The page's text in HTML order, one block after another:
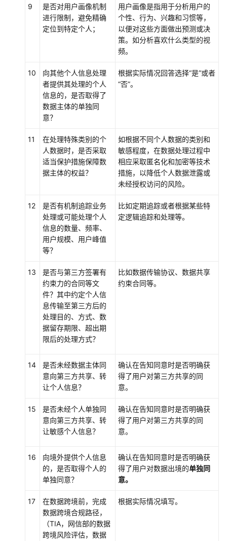
险
管
理
声
明
跨
境
转
移
个
据
处
理
活
动
录
第
三
方
管
理
管
理
操
个
人
9
是否对用户画像机制
进行限制，避免精确
定位到特定个人；
用户画像是指用于分析用户的
个性、行为、兴趣和习惯等，
以便对这些方面做出预测或决
策。如分析喜欢什么类型的视
频。
10
向其他个人信息处理
者提供其处理的个人
信息的，是否取得了
数据主体的单独同
意？
根据实际情况回答选择“是”或者
“否”。
11
在处理特殊类别的个
人数据时，是否采取
适当保护措施保障数
据主体的权益？
如根据不同个人数据的类别和
敏感程度，在数据处理过程中
相应采取匿名化和加密等技术
措施，以降低个人数据泄露或
未经授权访问的风险。
12
是否有机制追踪业务
处理或可能处理个人
信息的数量、频率、
用户规模、用户峰值
等？
比如定期追踪或者根据某些特
定逻辑追踪和处理等。
13
是否与第三方签署有
约束力的合同等文
件？其中约定个人信
息传输至第三方后的
处理目的、方式、数
据留存期限、超出期
限后的处理方式？
比如数据传输协议、数据共享
约束合同等。
14
是否未经数据主体同
意向第三方共享、转
让个人信息？
确认在告知同意时是否明确获
得了用户对第三方共享的同
意。
15
是否未经个人单独同
意向第三方共享、转
让敏感个人信息？
确认在告知同意时是否明确获
得了用户对第三方共享的同
意。
16
向境外提供个人信息
的，是否取得个人的
单独同意？
确认在告知同意时是否明确获
得了用户对数据出境的单独同
意。
17
在数据跨境前，完成
数据跨境合规路径，
（TIA，网信部的数据
跨境风险评估，数据
根据实际情况填写。